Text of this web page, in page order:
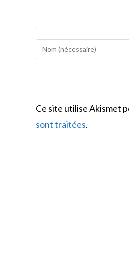
Enter
your
to
comment
Ce site utilise Akismet
sont traitées.